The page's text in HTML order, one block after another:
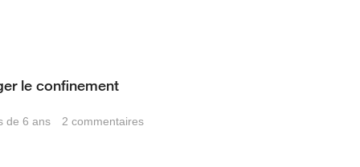
le confinement
de 6 ans
2commentaires